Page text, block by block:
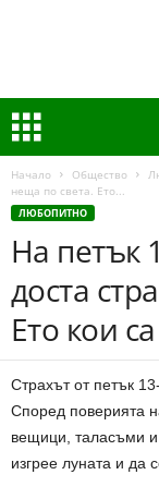
Начало Общество
неща по света. Ето...
ЛЮБОПИТНО
На петък
доста
Ето кои
Страхът от петък
Според поверията
вещици, таласъми и
изгрее луната и да